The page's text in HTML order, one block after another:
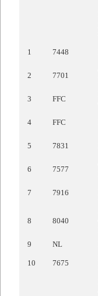
1 7448
2 7701
3 FFC
4 FFC
5 7831
6 7577
7 7916
8 8040
9 NL
10 7675